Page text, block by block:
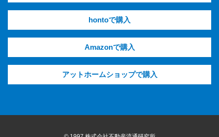
hontoで購入
Amazonで購入
アットホームショップで購入